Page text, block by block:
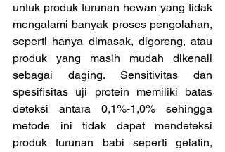
untuk produk turunan hewan yang tidak
mengalami banyak proses pengolahan,
seperti hanya dimasak, digoreng, atau
produk yang masih mudah dikenali
sebagai daging. Sensitivitas dan
spesifisitas uji protein memiliki batas
deteksi antara 0,1%-1,0% sehingga
metode ini tidak dapat mendeteksi
produk turunan babi seperti gelatin,